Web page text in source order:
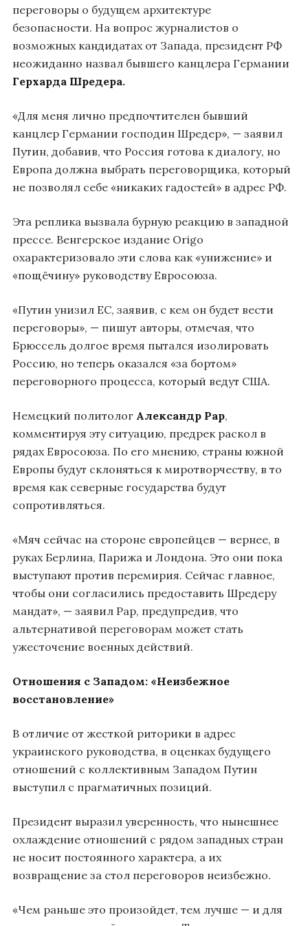
переговоры о будущем архитектуре
безопасности. На вопрос журналистов о
возможных кандидатах от Запада, президент РФ
неожиданно назвал бывшего канцлера Германии
Герхарда Шредера.
«Для меня лично предпочтителен бывший
канцлер Германии господин Шредер», — заявил
Путин, добавив, что Россия готова к диалогу, но
Европа должна выбрать переговорщика, который
не позволял себе «никаких гадостей» в адрес РФ.
Эта реплика вызвала бурную реакцию в западной
прессе. Венгерское издание Origo
охарактеризовало эти слова как «унижение» и
«пощёчину» руководству Евросоюза.
«Путин унизил ЕС, заявив, с кем он будет вести
переговоры», — пишут авторы, отмечая, что
Брюссель долгое время пытался изолировать
Россию, но теперь оказался «за бортом»
переговорного процесса, который ведут США.
Немецкий политолог Александр Рар,
комментируя эту ситуацию, предрек раскол в
рядах Евросоюза. По его мнению, страны южной
Европы будут склоняться к миротворчеству, в то
время как северные государства будут
сопротивляться.
«Мяч сейчас на стороне европейцев — вернее, в
руках Берлина, Парижа и Лондона. Это они пока
выступают против перемирия. Сейчас главное,
чтобы они согласились предоставить Шредеру
мандат», — заявил Рар, предупредив, что
альтернативой переговорам может стать
ужесточение военных действий.
Отношения с Западом: «Неизбежное
восстановление»
В отличие от жесткой риторики в адрес
украинского руководства, в оценках будущего
отношений с коллективным Западом Путин
выступил с прагматичных позиций.
Президент выразил уверенность, что нынешнее
охлаждение отношений с рядом западных стран
не носит постоянного характера, а их
возвращение за стол переговоров неизбежно.
«Чем раньше это произойдет, тем лучше — и для